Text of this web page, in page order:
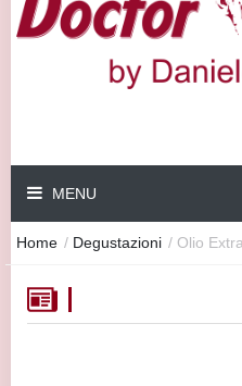
MENU
Home / Degustazioni / Olio